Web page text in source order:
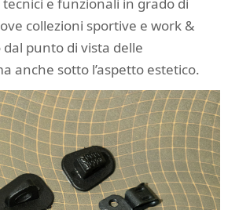
collezioni sportive e work &
punto di vista delle
anche sotto l’aspetto estetico.